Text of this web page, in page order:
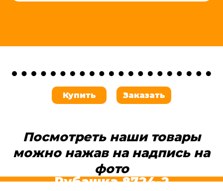
Купить Заказать
Посмотреть наши товары
можно нажав на надпись на
фото
Рубашка 8724-2